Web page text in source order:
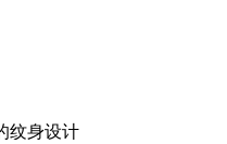
纹身设计